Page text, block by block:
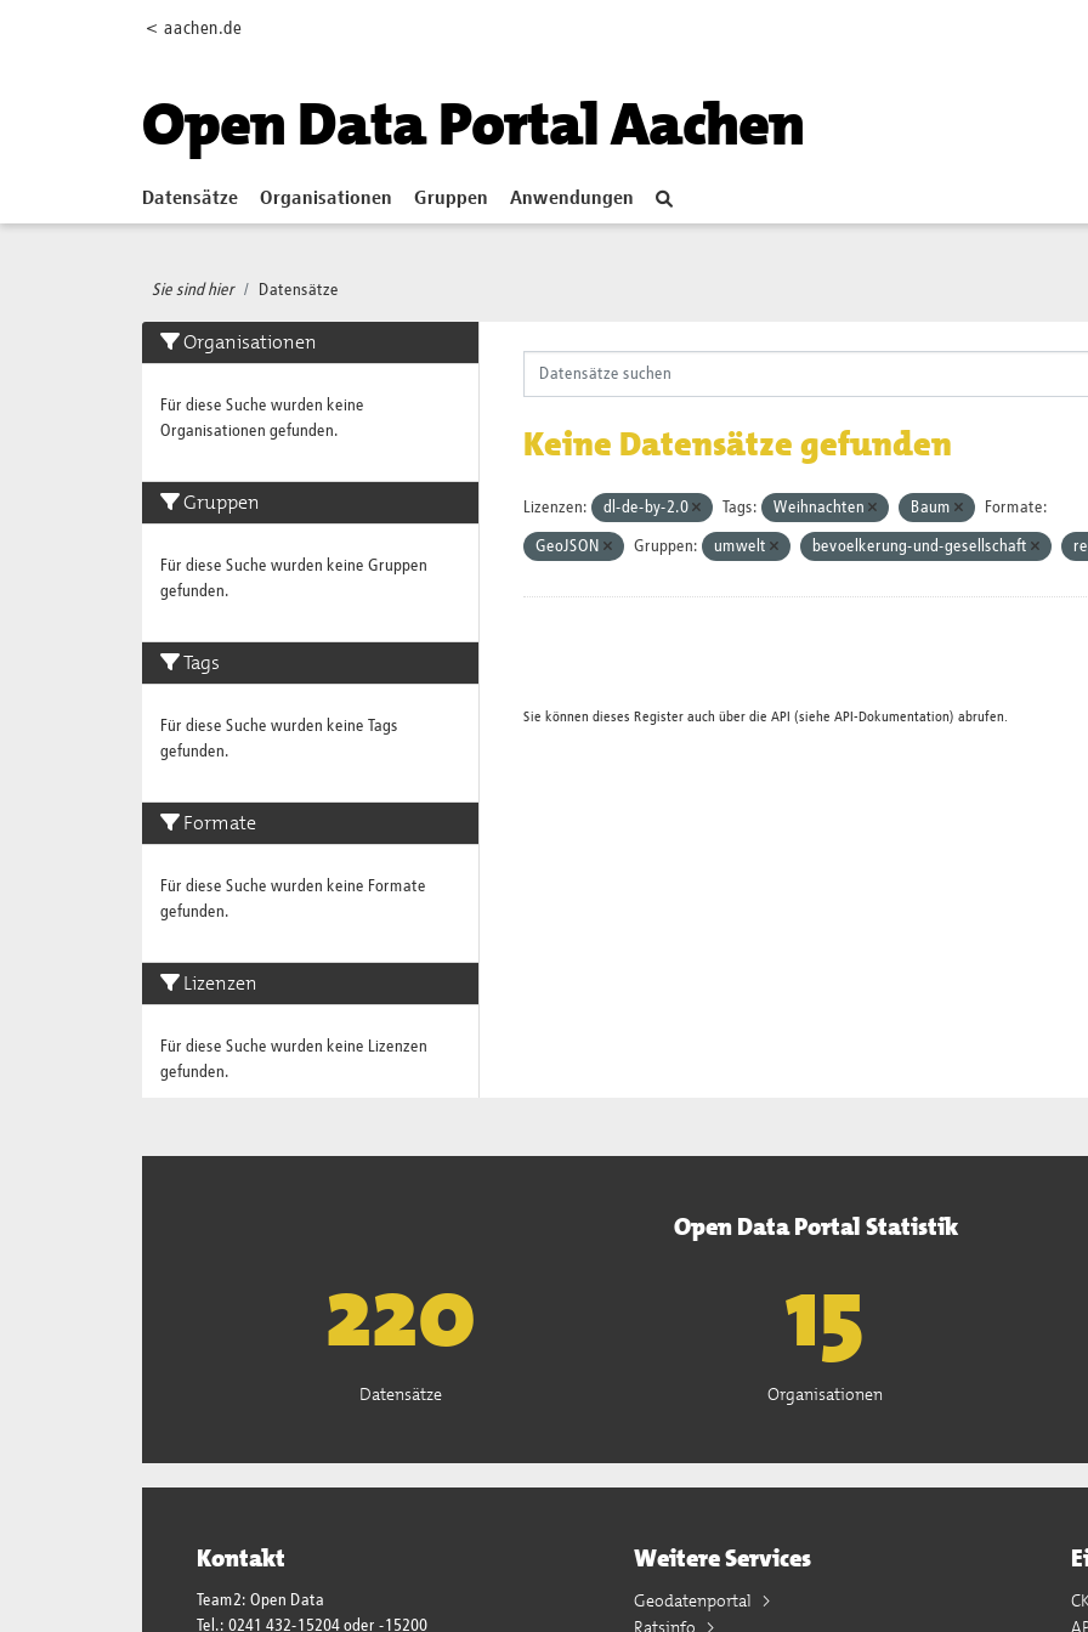
< aachen.de
Open Data Portal Aachen
Datensätze Organisationen Gruppen Anwendungen
Sie sind hier Datensätze
Organisationen
Für diese Suche wurden keine
Organisationen gefunden.
Gruppen
Für diese Suche wurden keine Gruppen
gefunden.
Tags
Für diese Suche wurden keine Tags
gefunden.
Formate
Für diese Suche wurden keine Formate
gefunden.
Lizenzen
Für diese Suche wurden keine Lizenzen
gefunden.
Keine Datensätze gefunden
Lizenzen: dl-de-by-2.0 Tags: Weihnachten Baum Formate:
GeoJSON Gruppen: umwelt bevoelkerung-und-gesellschaft
Sie können dieses Register auch über die API (siehe API-Dokumentation) abrufen.
Open Data Portal Statistik
222
Datensätze
15
Organisationen
Kontakt
Team2: Open Data
Tel.: 0241 432-15204 oder -15200
Weitere Services
Geodatenportal
Ratsinfo